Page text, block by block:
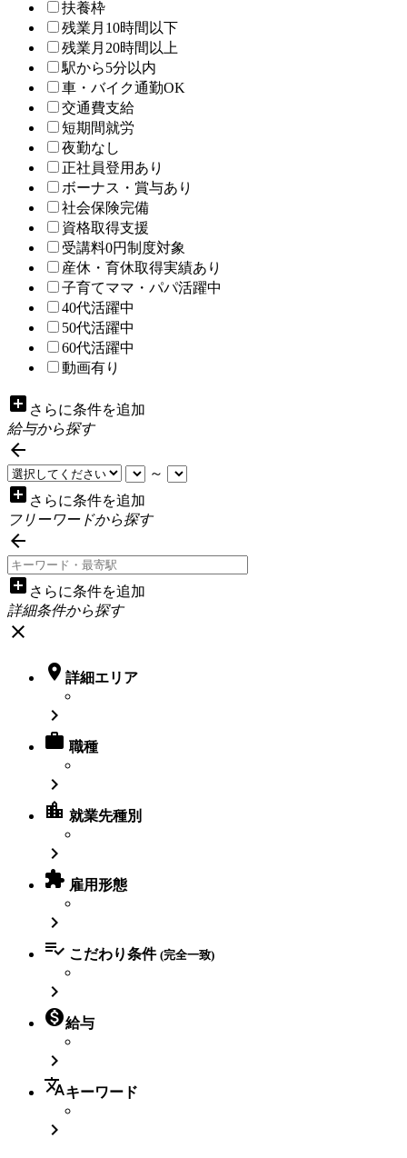
扶養枠
残業月10時間以下
残業月20時間以上
駅から5分以内
車・バイク通勤OK
交通費支給
短期間就労
夜勤なし
正社員登用あり
ボーナス・賞与あり
社会保険完備
資格取得支援
受講料0円制度対象
産休・育休取得実績あり
子育てママ・パパ活躍中
40代活躍中
50代活躍中
60代活躍中
動画有り
add_box さらに条件を追加
給与から探す

～
add_box さらに条件を追加
フリーワードから探す

add_box さらに条件を追加
詳細条件から探す
close
 詳細エリア

 職種

location_city 就業先種別

 雇用形態

 こだわり条件 (完全一致)

給与

translateキーワード
